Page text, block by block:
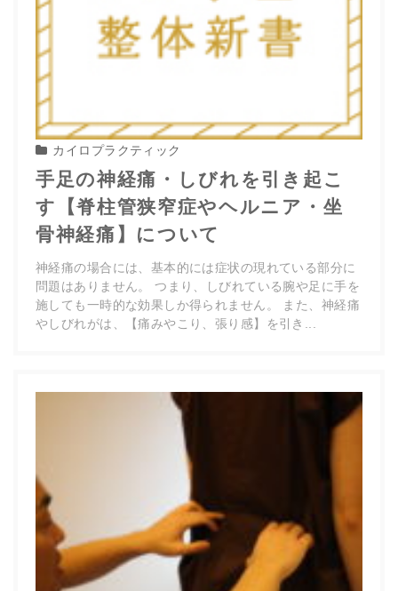
カイロプラクティック
手足の神経痛・しびれを引き起こ
す【脊柱管狭窄症やヘルニア・坐
骨神経痛】について
神経痛の場合には、基本的には症状の現れている部分に
問題はありません。 つまり、しびれている腕や足に手を
施しても一時的な効果しか得られません。 また、神経痛
やしびれがは、【痛みやこり、張り感】を引き...